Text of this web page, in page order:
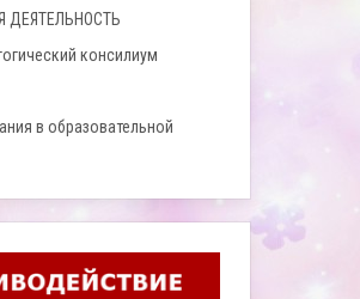
ДЕЯТЕЛЬНОСТЬ
консилиум
в образовательной